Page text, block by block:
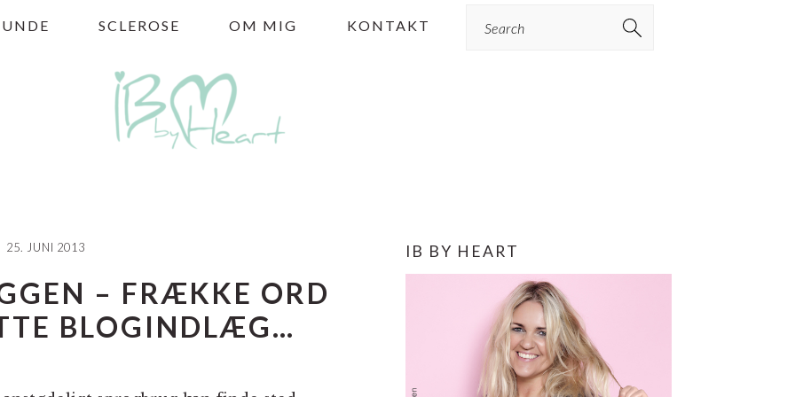
SCLEROSE OM MIG KONTAKT
25. JUNI 2013
– FRÆKKE ORD
BLOGINDLÆG…
PRIMÆR
IB BY HEART